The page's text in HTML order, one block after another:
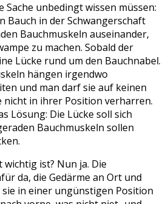
Sache unbedingt wissen müssen:
Bauch in der Schwangerschaft
Bauchmuskeln auseinander,
zu machen. Sobald der
Lücke rund um den Bauchnabel.
hängen irgendwo
und man darf sie auf keinen
nicht in ihrer Position verharren.
Lösung: Die Lücke soll sich
Bauchmuskeln sollen
ist? Nun ja. Die
da, die Gedärme an Ort und
sie in einer ungünstigen Position